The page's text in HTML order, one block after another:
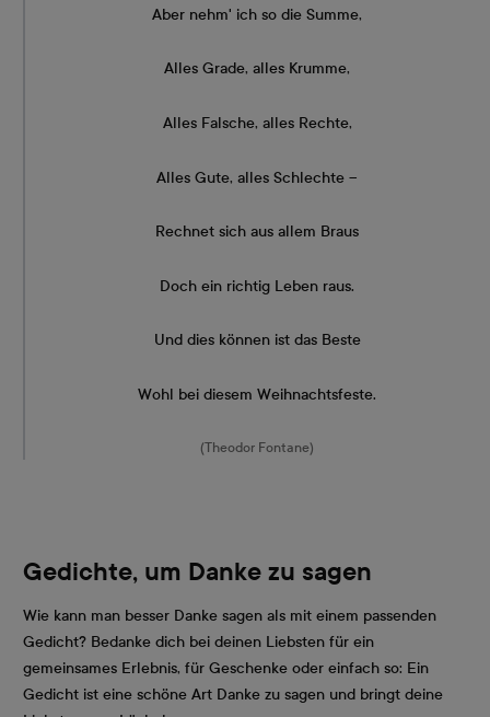
Aber nehm' ich so die Summe,
Alles Grade, alles Krumme,
Alles Falsche, alles Rechte,
Alles Gute, alles Schlechte –
Rechnet sich aus allem Braus
Doch ein richtig Leben raus.
Und dies können ist das Beste
Wohl bei diesem Weihnachtsfeste.
(Theodor Fontane)
Gedichte, um Danke zu sagen
Wie kann man besser Danke sagen als mit einem passenden
Gedicht? Bedanke dich bei deinen Liebsten für ein
gemeinsames Erlebnis, für Geschenke oder einfach so: Ein
Gedicht ist eine schöne Art Danke zu sagen und bringt deine